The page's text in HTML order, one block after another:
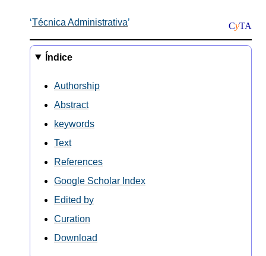
CyTA
Técnica Administrativa
Índice
Authorship
Abstract
keywords
Text
References
Google Scholar Index
Edited by
Curation
Download